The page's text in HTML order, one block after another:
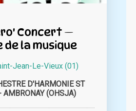
Concert —
la musique
Jean-Le-Vieux (01)
D'HARMONIE ST
AMBRONAY (OHSJA)